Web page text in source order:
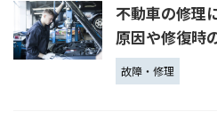
不動車の修理
原因や修復時
故障・修理